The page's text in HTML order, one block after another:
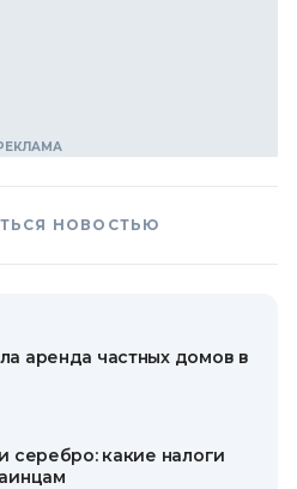
НОВОСТЬЮ
аренда частных домов в
серебро: какие налоги